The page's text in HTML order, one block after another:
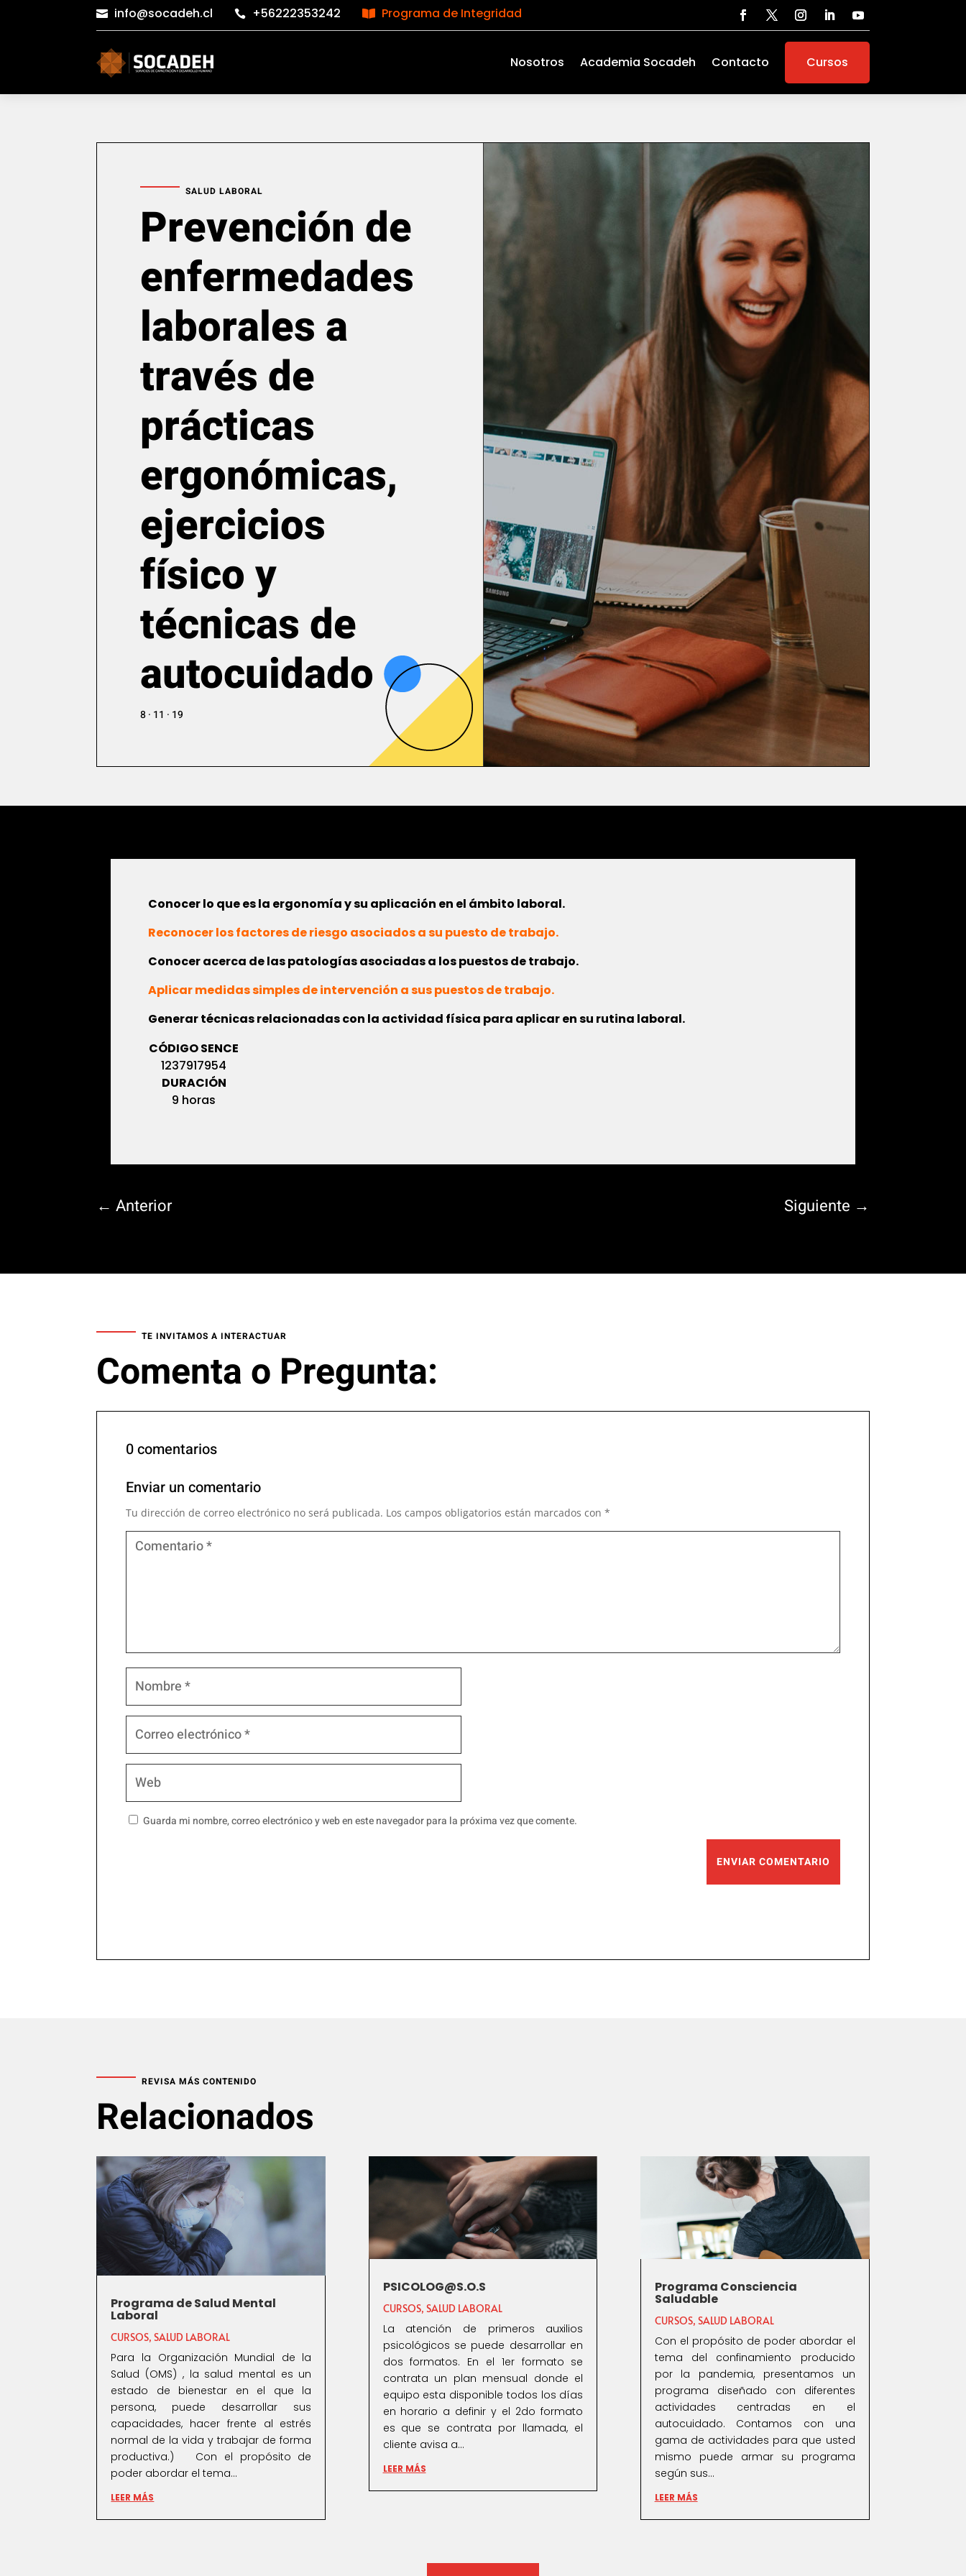
 info@socadeh.cl  +56222353242  Programa de Integridad
Nosotros Academia Socadeh Contacto Cursos
SALUD LABORAL
Prevención de
enfermedades
laborales a
través de
prácticas
ergonómicas,
ejercicios
físico y
técnicas de
autocuidado
8 · 11 · 19
Conocer lo que es la ergonomía y su aplicación en el ámbito laboral.
Reconocer los factores de riesgo asociados a su puesto de trabajo.
Conocer acerca de las patologías asociadas a los puestos de trabajo.
Aplicar medidas simples de intervención a sus puestos de trabajo.
Generar técnicas relacionadas con la actividad física para aplicar en su rutina laboral.
CÓDIGO SENCE
1237917954
DURACIÓN
9 horas
←Anterior Siguiente →
TE INVITAMOS A INTERACTUAR
Comenta o Pregunta:
0 comentarios
Enviar un comentario
Tu dirección de correo electrónico no será publicada. Los campos obligatorios están marcados con*
Guarda mi nombre, correo electrónico y web en este navegador para la próxima vez que comente.
ENVIAR COMENTARIO
REVISA MÁS CONTENIDO
Relacionados
Programa de Salud Mental
Laboral
CURSOS,SALUD LABORAL
Para la Organización Mundial de la
Salud (OMS) , la salud mental es un
estado de bienestar en el que la
persona, puede desarrollar sus
capacidades, hacer frente al estrés
normal de la vida y trabajar de forma
productiva.) Con el propósito de
poder abordar el tema...
LEER MÁS
PSICOLOG@S.O.S
CURSOS, SALUD LABORAL
La atención de primeros auxilios
psicológicos se puede desarrollar en
dos formatos. En el 1er formato se
contrata un plan mensual donde el
equipo esta disponible todos los días
en horario a definir y el 2do formato
es que se contrata por llamada, el
cliente avisa a...
LEER MÁS
Programa Consciencia
Saludable
CURSOS, SALUD LABORAL
Con el propósito de poder abordar el
tema del confinamiento producido
por la pandemia, presentamos un
programa diseñado con diferentes
actividades centradas en el
autocuidado. Contamos con una
gama de actividades para que usted
mismo puede armar su programa
según sus...
LEER MÁS